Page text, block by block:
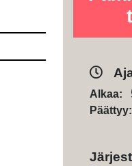
Alkaa: